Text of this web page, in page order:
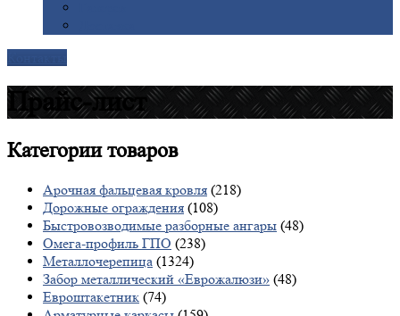
Прайс-лист
Категориитоваров
Арочная фальцевая кровля (218)
Дорожные ограждения (108)
Быстровозводимые разборные ангары (48)
Омега-профиль ГПО (238)
Металлочерепица (1324)
Забор металлический «Еврожалюзи» (48)
Евроштакетник (74)